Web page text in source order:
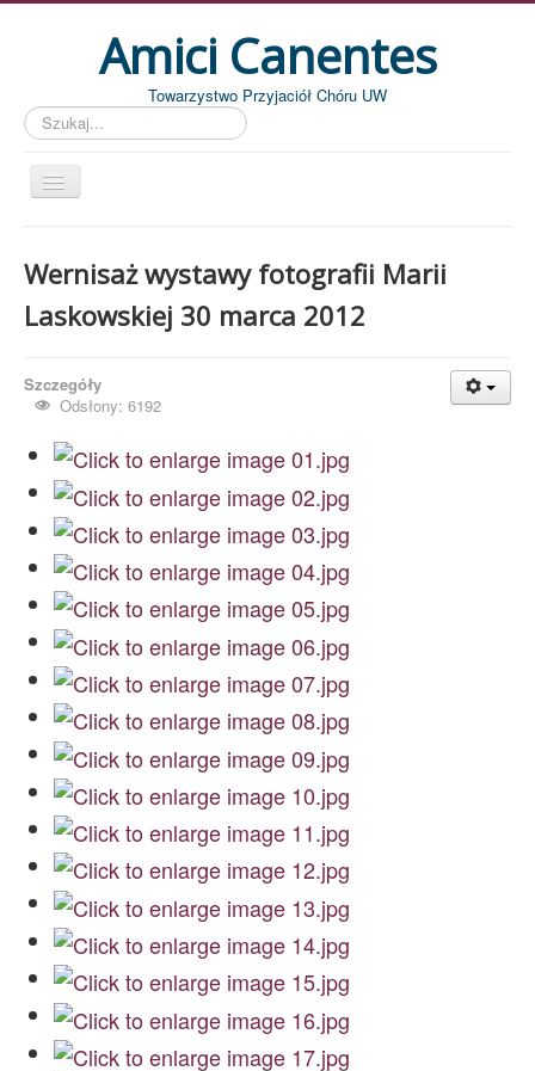
Amici Canentes
Towarzystwo Przyjaciół Chóru UW
Szukaj...
Aktualności
Wydarzenia
Piszemy
Pożegnania
Zdjęcia
Dyrygenci
Archiwum
O nas
Statut TPChUW
Kontakt
Wernisaż wystawy fotografii Marii
Laskowskiej 30 marca 2012
Szczegóły
Odsłony: 6192